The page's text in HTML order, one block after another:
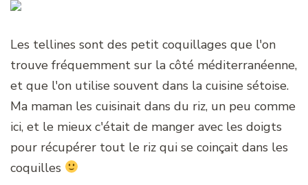
Les tellines sont des petit coquillages que l'on
trouve fréquemment sur la côté méditerranéenne,
et que l'on utilise souvent dans la cuisine sétoise.
Ma maman les cuisinait dans du riz, un peu comme
ici, et le mieux c'était de manger avec les doigts
pour récupérer tout le riz qui se coinçait dans les
coquilles